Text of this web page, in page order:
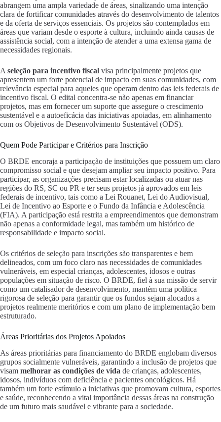
abrangem uma ampla variedade de áreas, sinalizando uma intenção
clara de fortificar comunidades através do desenvolvimento de talentos
e da oferta de serviços essenciais. Os projetos são contemplados em
áreas que variam desde o esporte à cultura, incluindo ainda causas de
assistência social, com a intenção de atender a uma extensa gama de
necessidades regionais.
A seleção para incentivo fiscal visa principalmente projetos que
apresentem um forte potencial de impacto em suas comunidades, com
relevância especial para aqueles que operam dentro das leis federais de
incentivo fiscal. O edital concentra-se não apenas em financiar
projetos, mas em fornecer um suporte que assegure o crescimento
sustentável e a autoeficácia das iniciativas apoiadas, em alinhamento
com os Objetivos de Desenvolvimento Sustentável (ODS).
Quem Pode Participar e Critérios para Inscrição
O BRDE encoraja a participação de instituições que possuem um claro
compromisso social e que desejam ampliar seu impacto positivo. Para
participar, as organizações precisam estar localizadas ou atuar nas
regiões do RS, SC ou PR e ter seus projetos já aprovados em leis
federais de incentivo, tais como a Lei Rouanet, Lei do Audiovisual,
Lei de Incentivo ao Esporte e o Fundo da Infância e Adolescência
(FIA). A participação está restrita a empreendimentos que demonstram
não apenas a conformidade legal, mas também um histórico de
responsabilidade e impacto social.
Os critérios de seleção para inscrições são transparentes e bem
delineados, com um foco claro nas necessidades de comunidades
vulneráveis, em especial crianças, adolescentes, idosos e outras
populações em situação de risco. O BRDE, fiel à sua missão de servir
como um catalisador de desenvolvimento, mantém uma política
rigorosa de seleção para garantir que os fundos sejam alocados a
projetos realmente meritórios e com um plano de implementação bem
estruturado.
Áreas Prioritárias dos Projetos Apoiados
As áreas prioritárias para financiamento do BRDE englobam diversos
grupos socialmente vulneráveis, garantindo a inclusão de projetos que
visam melhorar as condições de vida de crianças, adolescentes,
idosos, indivíduos com deficiência e pacientes oncológicos. Há
também um forte estímulo a iniciativas que promovam cultura, esportes
e saúde, reconhecendo a vital importância dessas áreas na construção
de um futuro mais saudável e vibrante para a sociedade.